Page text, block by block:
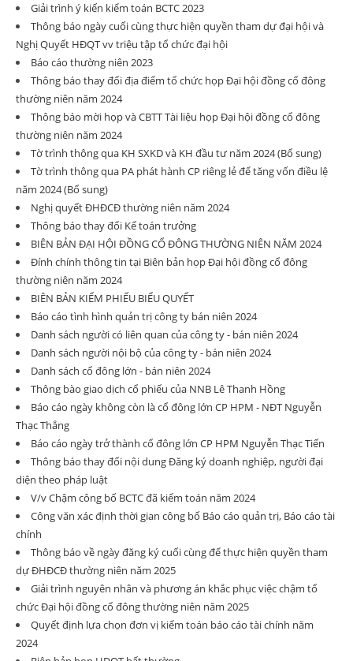
Giải trình ý kiến kiểm toán BCTC 2023
Thông báo ngày cuối cùng thực hiện quyền tham dự đại hội và
Nghị Quyết HĐQT vv triệu tập tổ chức đại hội
Báo cáo thường niên 2023
Thông báo thay đổi địa điểm tổ chức họp Đại hội đồng cổ đông
thường niên năm 2024
Thông báo mời họp và CBTT Tài liệu họp Đại hội đồng cổ đông
thường niên năm 2024
Tờ trình thông qua KH SXKD và KH đầu tư năm 2024 (Bổ sung)
Tờ trình thông qua PA phát hành CP riêng lẻ để tăng vốn điều lệ
năm 2024 (Bổ sung)
Nghị quyết ĐHĐCĐ thường niên năm 2024
Thông báo thay đổi Kế toán trưởng
BIÊN BẢN ĐẠI HỘI ĐỒNG CỔ ĐÔNG THƯỜNG NIÊN NĂM 2024
Đính chính thông tin tại Biên bản họp Đại hội đồng cổ đông
thường niên năm 2024
BIÊN BẢN KIỂM PHIẾU BIỂU QUYẾT
Báo cáo tình hình quản trị công ty bán niên 2024
Danh sách người có liên quan của công ty - bán niên 2024
Danh sách người nội bộ của công ty - bán niên 2024
Danh sách cổ đông lớn - bán niên 2024
Thông bào giao dịch cổ phiếu của NNB Lê Thanh Hồng
Báo cáo ngày không còn là cổ đông lớn CP HPM - NĐT Nguyễn
Thạc Thắng
Báo cáo ngày trở thành cổ đông lớn CP HPM Nguyễn Thạc Tiến
Thông báo thay đổi nội dung Đăng ký doanh nghiệp, người đại
diện theo pháp luật
V/v Chậm công bố BCTC đã kiểm toán năm 2024
Công văn xác định thời gian công bố Báo cáo quản trị, Báo cáo tài
chính
Thông báo về ngày đăng ký cuối cùng để thực hiện quyền tham
dự ĐHĐCĐ thường niên năm 2025
Giải trình nguyên nhân và phương án khắc phục việc chậm tổ
chức Đại hội đồng cổ đông thường niên năm 2025
Quyết định lựa chọn đơn vị kiểm toán báo cáo tài chính năm
2024